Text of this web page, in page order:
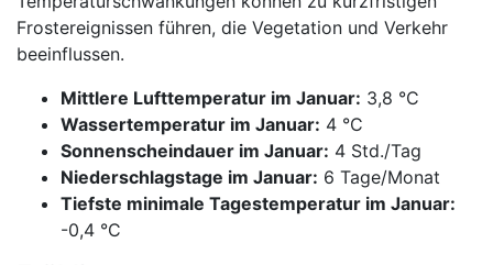
Frostereignissen führen, die Vegetation und Verkehr
beeinflussen.
Mittlere Lufttemperatur im Januar: 3,8 °C
Wassertemperatur im Januar: 4 °C
Sonnenscheindauer im Januar: 4 Std./Tag
Niederschlagstage im Januar: 6 Tage/Monat
Tiefste minimale Tagestemperatur im Januar:
-0,4 °C